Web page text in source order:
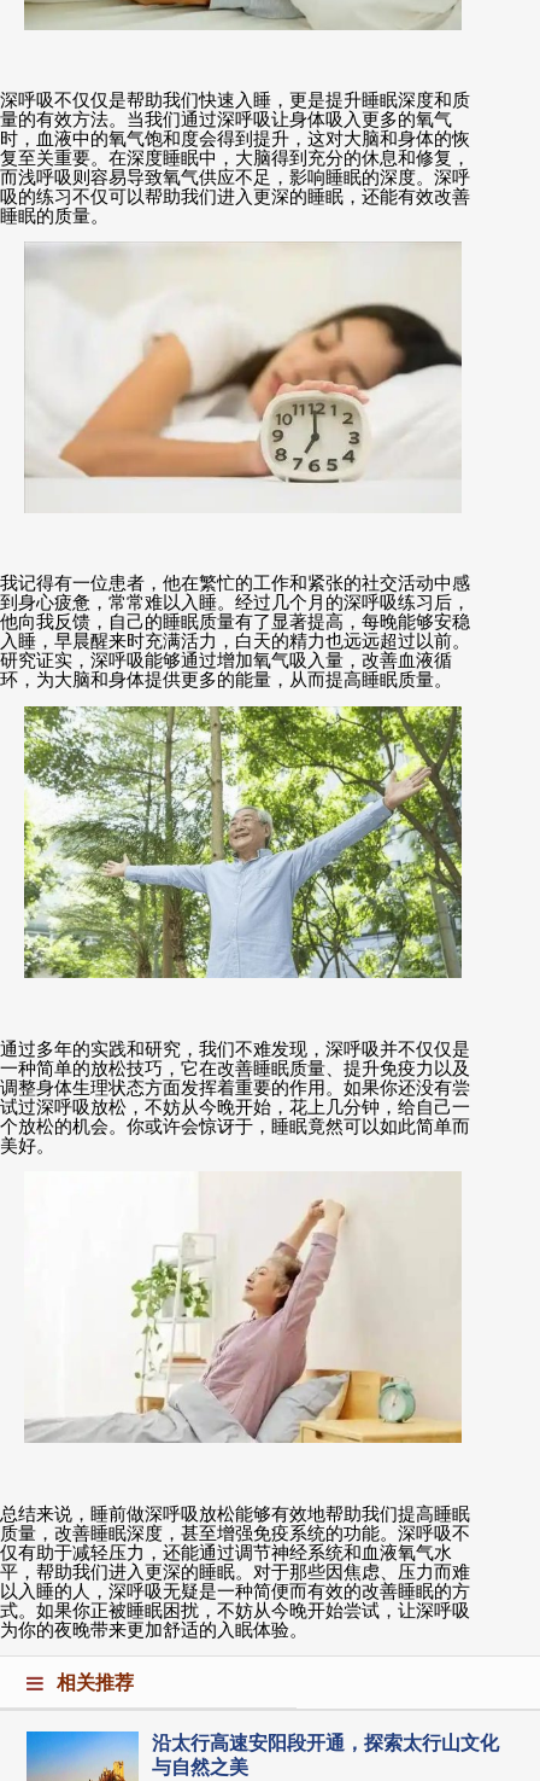
深呼吸不仅仅是帮助我们快速入睡，更是提升睡眠深度和质
量的有效方法。当我们通过深呼吸让身体吸入更多的氧气
时，血液中的氧气饱和度会得到提升，这对大脑和身体的恢
复至关重要。在深度睡眠中，大脑得到充分的休息和修复，
而浅呼吸则容易导致氧气供应不足，影响睡眠的深度。深呼
吸的练习不仅可以帮助我们进入更深的睡眠，还能有效改善
睡眠的质量。
我记得有一位患者，他在繁忙的工作和紧张的社交活动中感
到身心疲惫，常常难以入睡。经过几个月的深呼吸练习后，
他向我反馈，自己的睡眠质量有了显著提高，每晚能够安稳
入睡，早晨醒来时充满活力，白天的精力也远远超过以前。
研究证实，深呼吸能够通过增加氧气吸入量，改善血液循
环，为大脑和身体提供更多的能量，从而提高睡眠质量。
通过多年的实践和研究，我们不难发现，深呼吸并不仅仅是
一种简单的放松技巧，它在改善睡眠质量、提升免疫力以及
调整身体生理状态方面发挥着重要的作用。如果你还没有尝
试过深呼吸放松，不妨从今晚开始，花上几分钟，给自己一
个放松的机会。你或许会惊讶于，睡眠竟然可以如此简单而
美好。
总结来说，睡前做深呼吸放松能够有效地帮助我们提高睡眠
质量，改善睡眠深度，甚至增强免疫系统的功能。深呼吸不
仅有助于减轻压力，还能通过调节神经系统和血液氧气水
平，帮助我们进入更深的睡眠。对于那些因焦虑、压力而难
以入睡的人，深呼吸无疑是一种简便而有效的改善睡眠的方
式。如果你正被睡眠困扰，不妨从今晚开始尝试，让深呼吸
为你的夜晚带来更加舒适的入眠体验。
相关推荐
沿太行高速安阳段开通，探索太行山文化
与自然之美